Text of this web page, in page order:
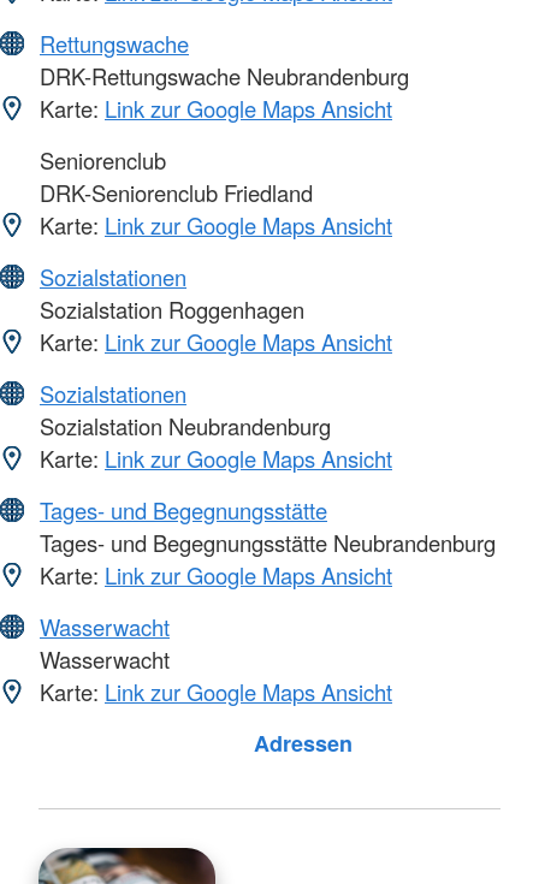
Rettungswache
DRK-Rettungswache Neubrandenburg
Karte: Link zur Google Maps Ansicht
Seniorenclub
DRK-Seniorenclub Friedland
Karte: Link zur Google Maps Ansicht
Sozialstationen
Sozialstation Roggenhagen
Karte: Link zur Google Maps Ansicht
Sozialstationen
Sozialstation Neubrandenburg
Karte: Link zur Google Maps Ansicht
Tages- und Begegnungsstätte
Tages- und Begegnungsstätte Neubrandenburg
Karte: Link zur Google Maps Ansicht
Wasserwacht
Wasserwacht
Karte: Link zur Google Maps Ansicht
Adressen